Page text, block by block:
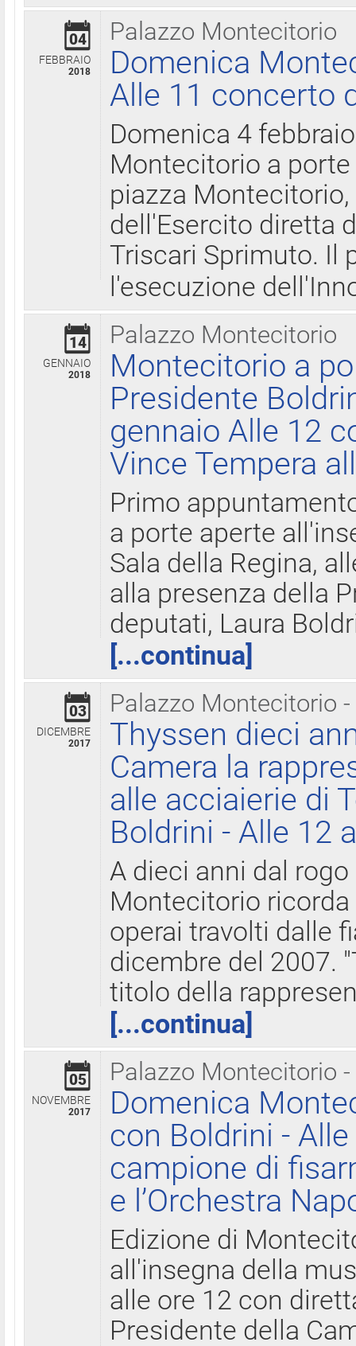
Palazzo Montecitorio
04
FEBBRAIO
2018
Domenica
Alle 11 concerto
Domenica 4
Montecitorio a
piazza
dell'Esercito diretta
Triscari Sprimuto. Il
l'esecuzione
Palazzo Montecitorio
14
GENNAIO
2018
Montecitorio a
Presidente
gennaio Alle 12
Vince Tempera
Primo
a porte aperte
Sala della Regina,
alla presenza della
deputati, Laura
[...continua]
Palazzo Montecitorio
03
DICEMBRE
2017
Thyssen dieci
Camera la
alle acciaierie di
Boldrini - Alle 12
A dieci anni dal
Montecitorio
operai travolti dalle
dicembre del 2007.
titolo della
[...continua]
Palazzo Montecitorio
05
NOVEMBRE
2017
Domenica
con Boldrini -
campione di
e l’Orchestra
Edizione di
all'insegna della
alle ore 12 con
Presidente della